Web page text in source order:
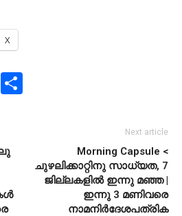
X
X
Next article
Morning Capsule <
ചുഴലിക്കാറ്റിനു സാധ്യത, 7
ജില്ലകളില്‍ ഇന്നു മഞ്ഞ |
ഇന്നു 3 മണിവരെ
നാമനിര്‍ദേശപത്രിക